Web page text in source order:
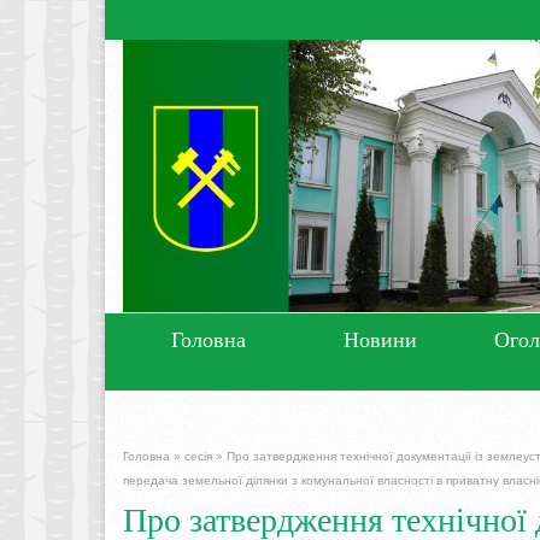
Головна Новини
Головна » сесія » Про затвердження технічної документації із
передача земельної ділянки з комунальної власності в приватну
Про затвердження